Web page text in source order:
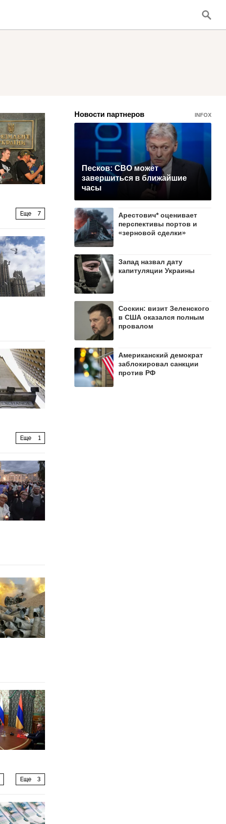
Еще 7
Еще 1
Еще 3
Новости партнеров INFOX
Песков: СВО может
завершиться в ближайшие
часы
Арестович* оценивает
перспективы портов и
«зерновой сделки»
Запад назвал дату
капитуляции Украины
Соскин: визит Зеленского
в США оказался полным
провалом
Американский демократ
заблокировал санкции
против РФ